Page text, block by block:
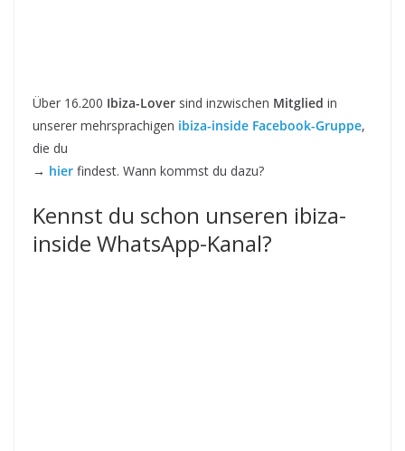
Über 16.200 Ibiza-Lover sind inzwischen Mitglied in
unserer mehrsprachigen ibiza-inside Facebook-Gruppe,
die du
→ hier findest. Wann kommst du dazu?
Kennst du schon unseren ibiza-
inside WhatsApp-Kanal?